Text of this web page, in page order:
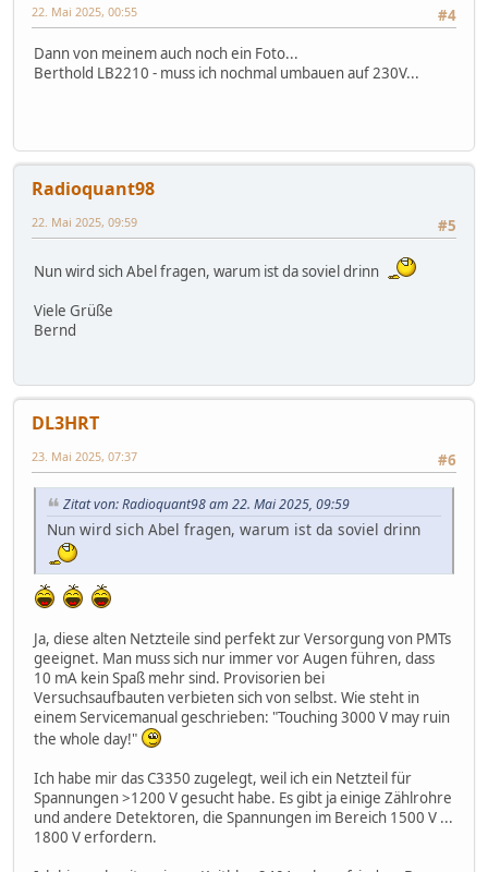
#4
22. Mai 2025, 00:55
Dann von meinem auch noch ein Foto...
Berthold LB2210 - muss ich nochmal umbauen auf 230V...
Radioquant98
#5
22. Mai 2025, 09:59
Nun wird sich Abel fragen, warum ist da soviel drinn
Viele Grüße
Bernd
DL3HRT
#6
23. Mai 2025, 07:37
Zitat von: Radioquant98 am 22. Mai 2025, 09:59
Nun wird sich Abel fragen, warum ist da soviel drinn
Ja, diese alten Netzteile sind perfekt zur Versorgung von PMTs
geeignet. Man muss sich nur immer vor Augen führen, dass
10 mA kein Spaß mehr sind. Provisorien bei
Versuchsaufbauten verbieten sich von selbst. Wie steht in
einem Servicemanual geschrieben: "Touching 3000 V may ruin
the whole day!"
Ich habe mir das C3350 zugelegt, weil ich ein Netzteil für
Spannungen >1200 V gesucht habe. Es gibt ja einige Zählrohre
und andere Detektoren, die Spannungen im Bereich 1500 V ...
1800 V erfordern.